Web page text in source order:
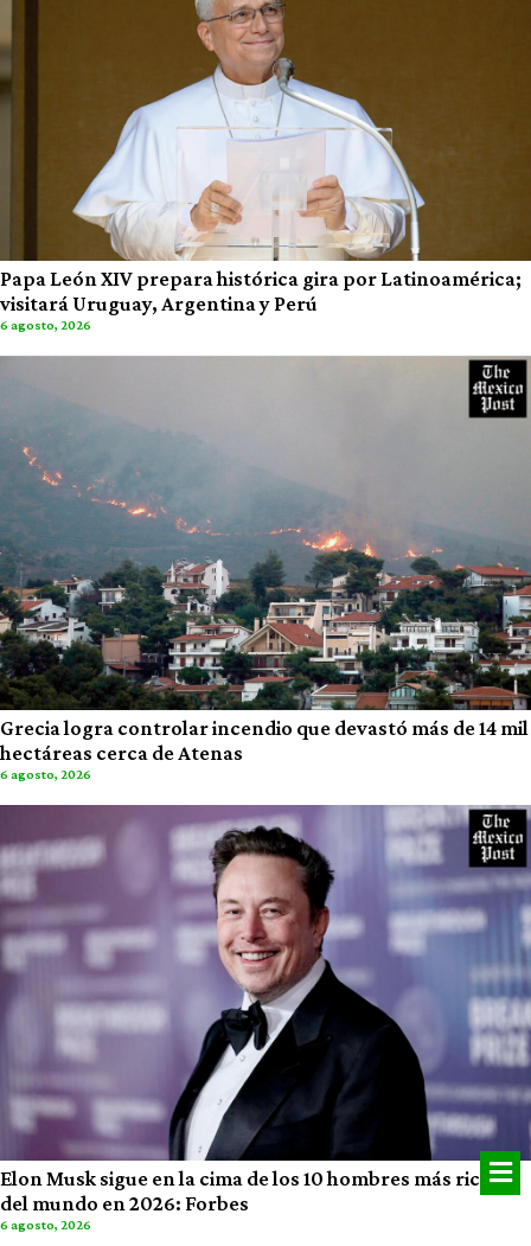
Papa León XIV prepara histórica gira por Latinoamérica;
visitará Uruguay, Argentina y Perú
6 agosto, 2026
Grecia logra controlar incendio que devastó más de 14 mil
hectáreas cerca de Atenas
6 agosto, 2026
Elon Musk sigue en la cima de los 10 hombres más ricos
del mundo en 2026: Forbes
6 agosto, 2026